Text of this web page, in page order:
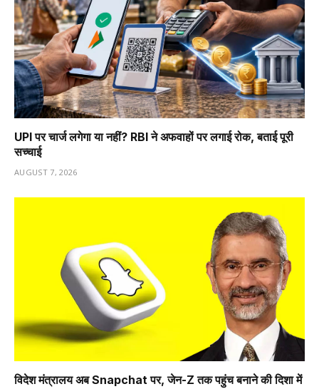
UPI पर चार्ज लगेगा या नहीं? RBI ने अफवाहों पर लगाई रोक, बताई पूरी
सच्चाई
AUGUST 7, 2026
विदेश मंत्रालय अब Snapchat पर, जेन-Z तक पहुंच बनाने की दिशा में